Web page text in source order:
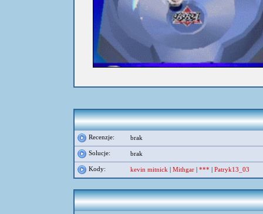
Recenzje: brak
Solucje: brak
Kody: kevin mitnick | Mithgar | *** | Patryk13_03